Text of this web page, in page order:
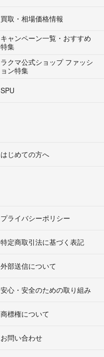
買取・相場価格情報
キャンペーン一覧・おすすめ
特集
ラクマ公式ショップ ファッシ
ョン特集
SPU
はじめての方へ
プライバシーポリシー
特定商取引法に基づく表記
外部送信について
安心・安全のための取り組み
商標権について
お問い合わせ